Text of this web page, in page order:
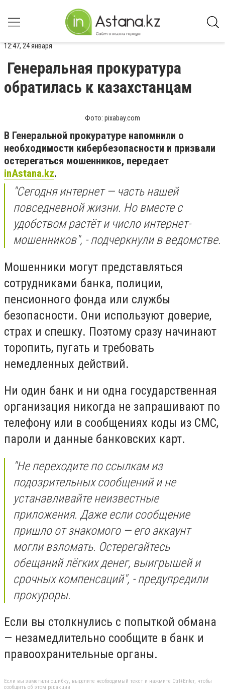
12:47, 24 января
Генеральная прокуратура
обратилась к казахстанцам
Фото: pixabay.com
В Генеральной прокуратуре напомнили о
необходимости кибербезопасности и призвали
остерегаться мошенников, передает
inAstana.kz.
"Сегодня интернет — часть нашей
повседневной жизни. Но вместе с
удобством растёт и число интернет-
мошенников", - подчеркнули в ведомстве.
Мошенники могут представляться
сотрудниками банка, полиции,
пенсионного фонда или службы
безопасности. Они используют доверие,
страх и спешку. Поэтому сразу начинают
торопить, пугать и требовать
немедленных действий.
Ни один банк и ни одна государственная
организация никогда не запрашивают по
телефону или в сообщениях коды из СМС,
пароли и данные банковских карт.
"Не переходите по ссылкам из
подозрительных сообщений и не
устанавливайте неизвестные
приложения. Даже если сообщение
пришло от знакомого — его аккаунт
могли взломать. Остерегайтесь
обещаний лёгких денег, выигрышей и
срочных компенсаций", - предупредили
прокуроры.
Если вы столкнулись с попыткой обмана
— незамедлительно сообщите в банк и
правоохранительные органы.
Если вы заметили ошибку, выделите необходимый текст и нажмите Ctrl+Enter, чтобы
сообщить об этом редакции